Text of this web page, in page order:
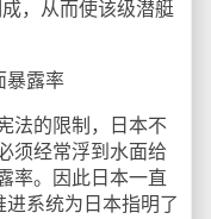
，从而使该级潜艇
露率
的限制，日本不
须经常浮到水面给
率。因此日本一直
系统为日本指明了